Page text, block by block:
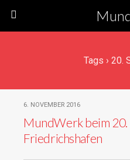
Tags › 20.
6. NOVEMBER 2016
MundWerk beim 20.
Friedrichshafen